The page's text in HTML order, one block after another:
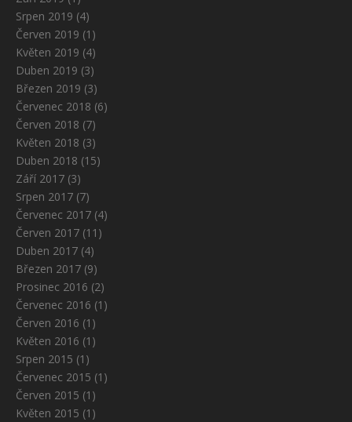
Srpen 2019 (4)
Červen 2019 (1)
Květen 2019 (4)
Duben 2019 (3)
Březen 2019 (3)
Červenec 2018 (6)
Červen 2018 (7)
Květen 2018 (3)
Duben 2018 (15)
Září 2017 (3)
Srpen 2017 (7)
Červenec 2017 (4)
Červen 2017 (11)
Duben 2017 (4)
Březen 2017 (9)
Prosinec 2016 (2)
Červenec 2016 (1)
Červen 2016 (1)
Květen 2016 (1)
Srpen 2015 (1)
Červenec 2015 (1)
Červen 2015 (1)
Květen 2015 (1)